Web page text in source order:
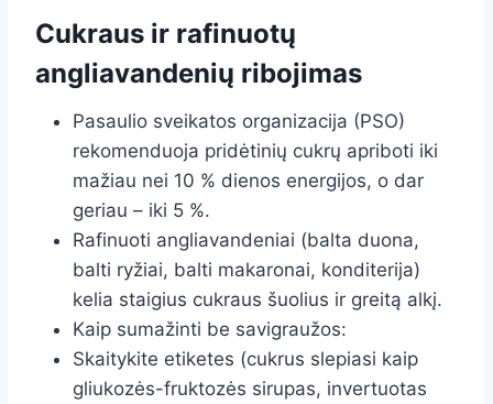
Cukraus ir rafinuotų
angliavandenių ribojimas
Pasaulio sveikatos organizacija (PSO)
rekomenduoja pridėtinių cukrų apriboti iki
mažiau nei 10 % dienos energijos, o dar
geriau – iki 5 %.
Rafinuoti angliavandeniai (balta duona,
balti ryžiai, balti makaronai, konditerija)
kelia staigius cukraus šuolius ir greitą alkį.
Kaip sumažinti be savigraužos:
Skaitykite etiketes (cukrus slepiasi kaip
gliukozės-fruktozės sirupas, invertuotas